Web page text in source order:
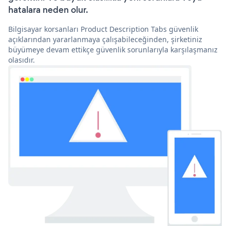
hatalara neden olur.
Bilgisayar korsanları Product Description Tabs güvenlik
açıklarından yararlanmaya çalışabileceğinden, şirketiniz
büyümeye devam ettikçe güvenlik sorunlarıyla karşılaşmanız
olasıdır.